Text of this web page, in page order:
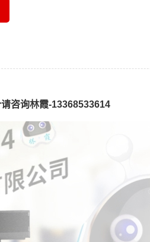
咨询林霞-13368533614